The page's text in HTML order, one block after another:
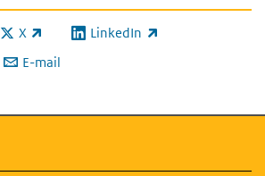
X
(externe link) LinkedIn
(externe link)
E-mail